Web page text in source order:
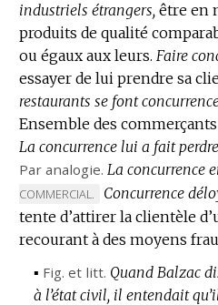
industriels étrangers, être en
produits de qualité
ou égaux aux leurs. Faire
essayer de lui prendre sa
restaurants se font
Ensemble des
La concurrence lui a fait
Par analogie. La concurrence
COMMERCIAL.
Concurrence
tente d’attirer la clientèle
recourant à des moyens
▪ Fig. et litt. Quand Balzac
à l’état civil, il entendait